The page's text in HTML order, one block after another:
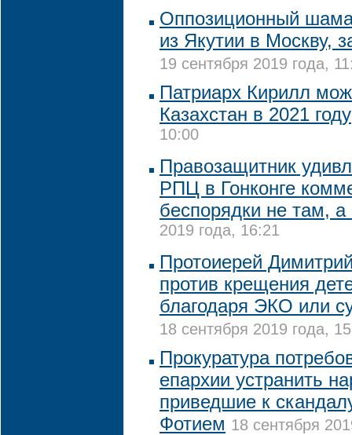
Оппозиционный
из Якутии в Москву,
19 сентября 2019 года,
Патриарх Кирилл
Казахстан в 2021 году
10:00
Правозащитник
РПЦ в Гонконге
беспорядки не там,
2019 года, 16:21
Протоиерей
против крещения
благодаря ЭКО или
18 сентября 2019 года,
Прокуратура
епархии устранить
приведшие к
Фотием 18 сентября